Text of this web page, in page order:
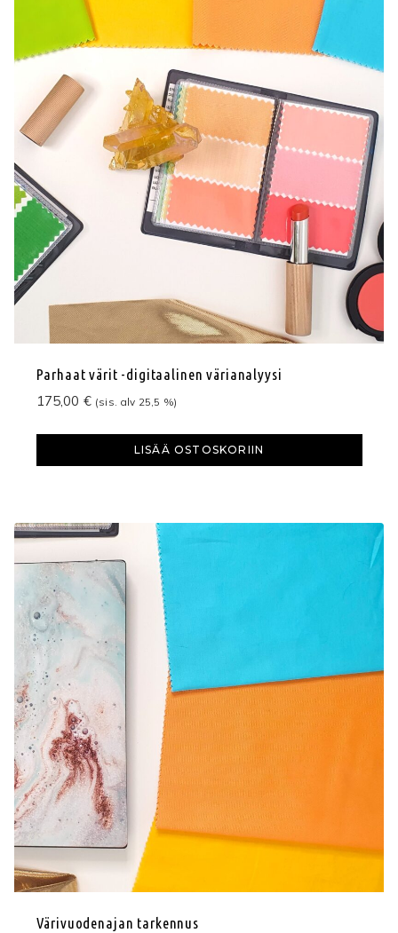
Parhaat värit -digitaalinen värianalyysi
175,00 € (sis. alv 25,5 %)
LISÄÄ OSTOSKORIIN
Värivuodenajan tarkennus